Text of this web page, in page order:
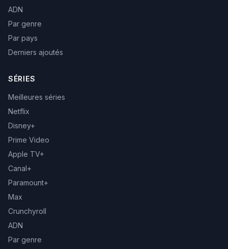
ADN
Par genre
Par pays
Derniers ajoutés
SÉRIES
Meilleures séries
Netflix
Disney+
Prime Video
Apple TV+
Canal+
Paramount+
Max
Crunchyroll
ADN
Par genre